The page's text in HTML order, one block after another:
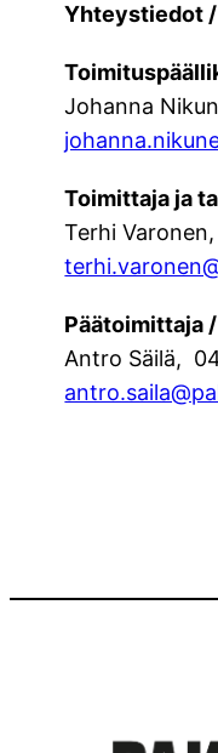
Yhteystiedot
Johanna
Toimittaja ja
Terhi
Päätoimittaja
Antro Säilä,